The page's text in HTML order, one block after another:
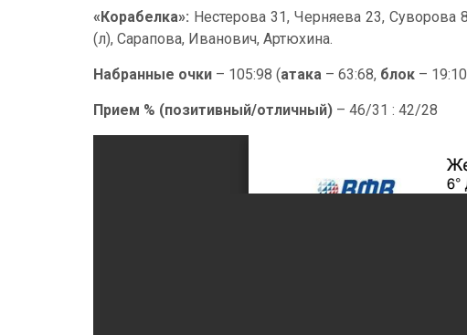
«Корабелка»: Нестерова 31, Черняева 23,
(л), Сарапова, Иванович, Артюхина.
Набранные очки – 105:98 (атака – 63:68, блок –
Прием % (позитивный/отличный) – 46/31 : 42/28